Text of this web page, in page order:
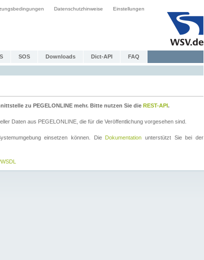
Datenschutzhinweise Einstellungen
SOS Downloads Dict-API FAQ
zu PEGELONLINE mehr. Bitte nutzen Sie die REST-API.
Daten aus PEGELONLINE, die für die Veröffentlichung vorgesehen sind.
einsetzen können. Die Dokumentation unterstützt Sie bei der